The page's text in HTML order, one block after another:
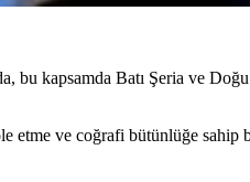
bu kapsamda Batı Şeria ve
etme ve coğrafi bütünlüğe sahip